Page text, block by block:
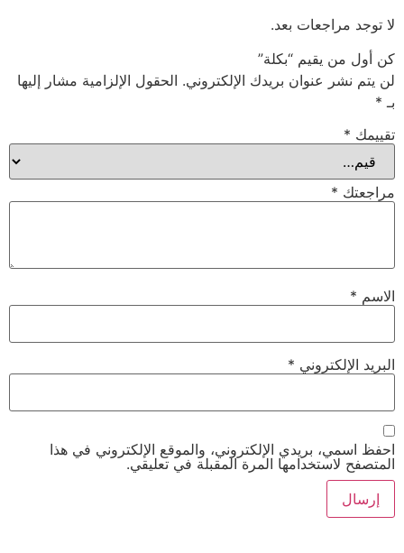
لا توجد مراجعات بعد.
كن أول من يقيم “بكلة”
لن يتم نشر عنوان بريدك الإلكتروني. الحقول الإلزامية مشار إليها
بـ *
تقييمك *
مراجعتك *
الاسم *
البريد الإلكتروني *
احفظ اسمي، بريدي الإلكتروني، والموقع الإلكتروني في هذا
المتصفح لاستخدامها المرة المقبلة في تعليقي.